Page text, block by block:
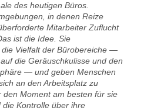
des heutigen Büros.
in denen Reize
Mitarbeiter Zuflucht
ist die Idee. Sie
die Vielfalt der Bürobereiche —
die Geräuschkulisse und den
— und geben Menschen
an den Arbeitsplatz zu
den Moment am besten für sie
die Kontrolle über ihre